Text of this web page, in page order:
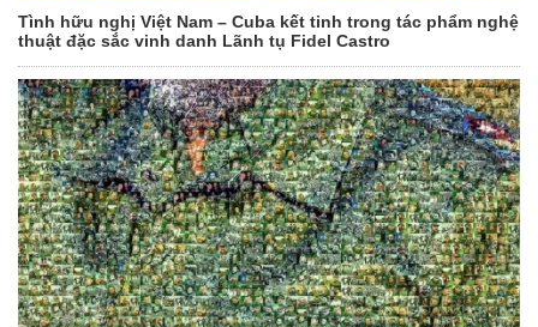
Tình hữu nghị Việt Nam – Cuba kết tinh trong tác phẩm nghệ
thuật đặc sắc vinh danh Lãnh tụ Fidel Castro